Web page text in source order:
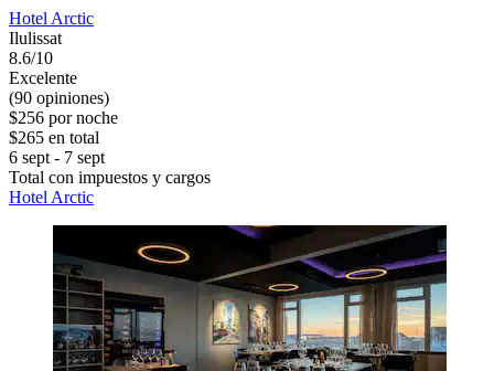
Hotel Arctic
Ilulissat
8.6/10
Excelente
(90 opiniones)
$256 por noche
$265 en total
6 sept - 7 sept
Total con impuestos y cargos
Hotel Arctic